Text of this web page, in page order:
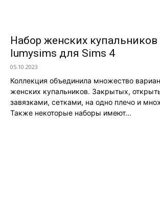
Набор женских купальников
lumysims для Sims 4
05.10.2023
Коллекция объединила множество
женских купальников. Закрытых,
завязками, сетками, на одно плечо и
Также некоторые наборы имеют...